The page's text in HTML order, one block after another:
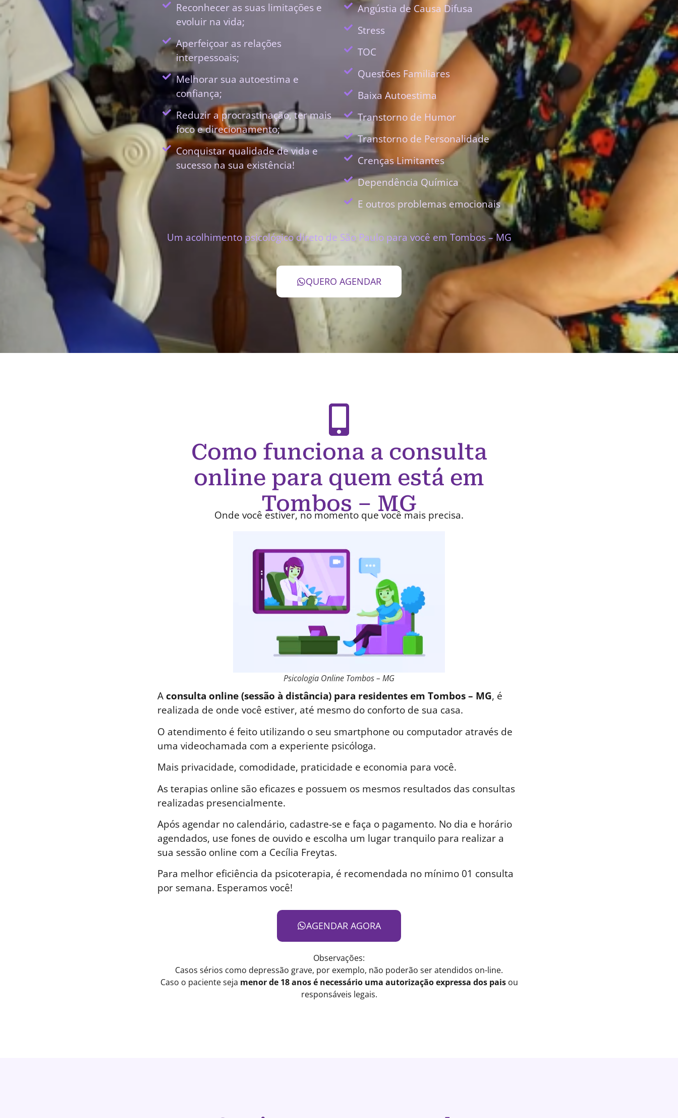
Reconhecer as suas limitações e
evoluir na vida;
Aperfeiçoar as relações
interpessoais;
Melhorar sua autoestima e
confiança;
Reduzir a procrastinação, ter mais
foco e direcionamento;
Conquistar qualidade de vida e
sucesso na sua existência!
Angústia de Causa Difusa
Stress
TOC
Questões Familiares
Baixa Autoestima
Transtorno de Humor
Transtorno de Personalidade
Crenças Limitantes
Dependência Química
E outros problemas emocionais
Um acolhimento psicológico direto de São Paulo para você em Tombos – MG
QUERO AGENDAR
Como funciona a consulta
online para quem está em
Tombos – MG
Onde você estiver, no momento que você mais precisa.
Psicologia Online Tombos – MG
Aconsulta online (sessão à distância) para residentes em Tombos – MG, é
realizada de onde você estiver, até mesmo do conforto de sua casa.
O atendimento é feito utilizando o seu smartphone ou computador através de
uma videochamada com a experiente psicóloga.
Mais privacidade, comodidade, praticidade e economia para você.
As terapias online são eficazes e possuem os mesmos resultados das consultas
realizadas presencialmente.
Após agendar no calendário, cadastre-se e faça o pagamento. No dia e horário
agendados, use fones de ouvido e escolha um lugar tranquilo para realizar a
sua sessão online com a Cecília Freytas.
Para melhor eficiência da psicoterapia, é recomendada no mínimo 01 consulta
por semana. Esperamos você!
AGENDAR AGORA
Observações:
Casos sérios como depressão grave, por exemplo, não poderão ser atendidos on-line.
Caso o paciente seja menor de 18 anos é necessário uma autorização expressa dos paisou
responsáveis legais.